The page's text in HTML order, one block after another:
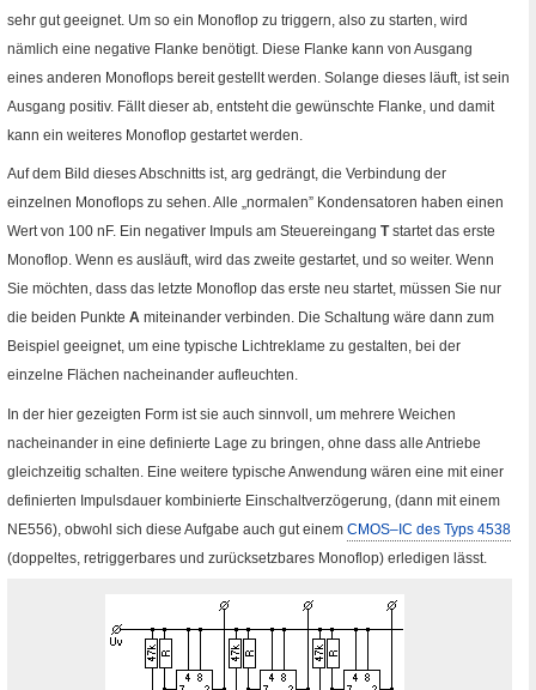
sehr gut geeignet. Um so ein Monoflop zu triggern, also zu starten, wird
nämlich eine negative Flanke benötigt. Diese Flanke kann von Ausgang
eines anderen Monoflops bereit gestellt werden. Solange dieses läuft, ist sein
Ausgang positiv. Fällt dieser ab, entsteht die gewünschte Flanke, und damit
kann ein weiteres Monoflop gestartet werden.
Auf dem Bild dieses Abschnitts ist, arg gedrängt, die Verbindung der
einzelnen Monoflops zu sehen. Alle „normalen” Kondensatoren haben einen
Wert von 100 nF. Ein negativer Impuls am Steuereingang Tstartet das erste
Monoflop. Wenn es ausläuft, wird das zweite gestartet, und so weiter. Wenn
Sie möchten, dass das letzte Monoflop das erste neu startet, müssen Sie nur
die beiden Punkte A miteinander verbinden. Die Schaltung wäre dann zum
Beispiel geeignet, um eine typische Lichtreklame zu gestalten, bei der
einzelne Flächen nacheinander aufleuchten.
In der hier gezeigten Form ist sie auch sinnvoll, um mehrere Weichen
nacheinander in eine definierte Lage zu bringen, ohne dass alle Antriebe
gleichzeitig schalten. Eine weitere typische Anwendung wären eine mit einer
definierten Impulsdauer kombinierte Einschaltverzögerung, (dann mit einem
NE556), obwohl sich diese Aufgabe auch gut einem CMOS–IC des Typs 4538
(doppeltes, retriggerbares und zurücksetzbares Monoflop) erledigen lässt.